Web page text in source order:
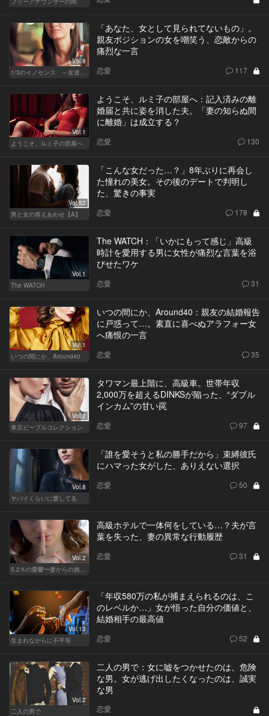
Vol.8
「あなた、女として見られてないもの」。
親友ポジションの女を嘲笑う、恋敵からの
痛烈な一言
恋愛 117
Vol.1
ようこそ、ルミ子の部屋へ
ようこそ、ルミ子の部屋へ：記入済みの離
婚届と共に姿を消した夫。「妻の知らぬ間
に離婚」は成立する？
恋愛 130
Vol.52
男と女の答えあわせ【A】
「こんな女だった…？」8年ぶりに再会し
た憧れの美女。その後のデートで判明し
た、驚きの事実
恋愛 178
Vol.1
The WATCH
The WATCH：「いかにもって感じ」高級
時計を愛用する男に女性が痛烈な言葉を浴
びせたワケ
恋愛 31
Vol.1
いつの間にか、Around40
いつの間にか、Around40：親友の結婚報告
に戸惑って…。素直に喜べぬアラフォー女
へ痛恨の一言
恋愛 35
Vol.2
東京ピープルコレクション
タワマン最上階に、高級車。世帯年収
2,000万を超えるDINKSが陥った、“ダブル
インカム”の甘い罠
恋愛 97
Vol.8
ヤバイくらいに愛してる
「誰を愛そうと私の勝手だから」束縛彼氏
にハマった女がした、ありえない選択
恋愛 50
Vol.2
高級ホテルで一体何をしている…？夫が言
葉を失った、妻の異常な行動履歴
恋愛 31
Vol.13
生まれながらに不平等
「年収580万の私が捕まえられるのは、こ
のレベルか…」女が悟った自分の価値と、
結婚相手の最高値
恋愛 52
Vol.2
二人の男で
二人の男で：女に嘘をつかせたのは、危険
な男。女が逃げ出したくなったのは、誠実
な男
恋愛